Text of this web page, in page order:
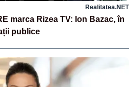
Realitatea.NET
marca Rizea TV: Ion Bazac, în
publice